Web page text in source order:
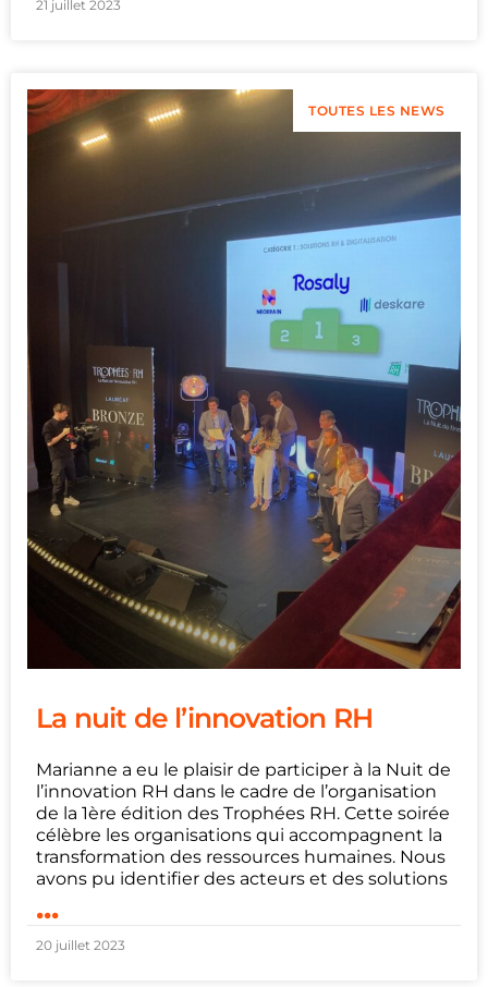
21 juillet 2023
TOUTES LES NEWS
La nuit de l’innovation RH
Marianne a eu le plaisir de participer à la Nuit de
l’innovation RH dans le cadre de l’organisation
de la 1ère édition des Trophées RH. Cette soirée
célèbre les organisations qui accompagnent la
transformation des ressources humaines. Nous
avons pu identifier des acteurs et des solutions
...
20 juillet 2023